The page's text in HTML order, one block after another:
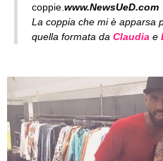
coppie. www.NewsUeD.com
La coppia che mi è apparsa
quella formata da Claudia e